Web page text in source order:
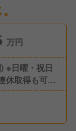
万円
※日曜・祝日
休取得も可能
暇、年末年
休取得実績